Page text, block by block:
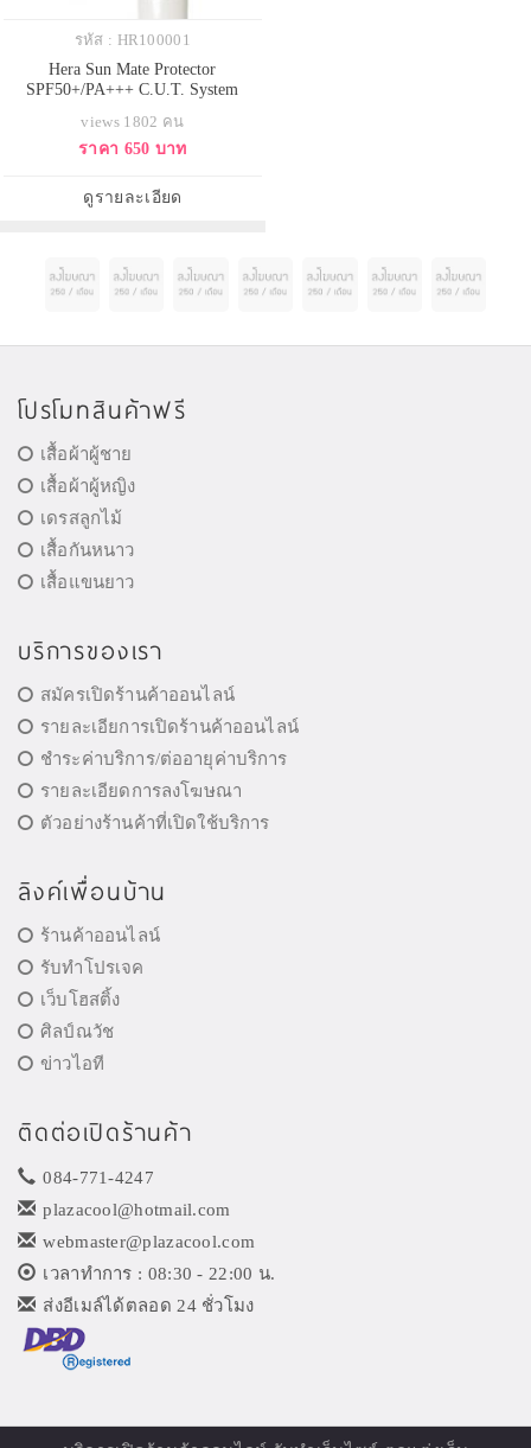
รหัส : HR100001
Hera Sun Mate Protector
SPF50+/PA+++ C.U.T. System
เนื้อนุ่มสีเบจอ่อน ทำหน้าที่ทั้งเป็น
ครีมกันแดดและเมคอัพเบส ซึ่ง
ฝุ่นต่างๆ ที่ระคายผิว เพื่อให้ผิวคง
ความอ่อนเยาว์ แข็งแรง สุขภาพดี
views 1802 คน
ราคา 650 บาท
ดูรายละเอียด
โปรโมทสินค้าฟรี
เสื้อผ้าผู้ชาย
เสื้อผ้าผู้หญิง
เดรสลูกไม้
เสื้อกันหนาว
เสื้อแขนยาว
บริการของเรา
สมัครเปิดร้านค้าออนไลน์
รายละเอียการเปิดร้านค้าออนไลน์
ชำระค่าบริการ/ต่ออายุค่าบริการ
รายละเอียดการลงโฆษณา
ตัวอย่างร้านค้าที่เปิดใช้บริการ
ลิงค์เพื่อนบ้าน
ร้านค้าออนไลน์
รับทำโปรเจค
เว็บโฮสติ้ง
ศิลป์ณวัช
ข่าวไอที
ติดต่อเปิดร้านค้า
084-771-4247
plazacool@hotmail.com
webmaster@plazacool.com
เวลาทำการ : 08:30 - 22:00 น.
ส่งอีเมล์ได้ตลอด 24 ชั่วโมง